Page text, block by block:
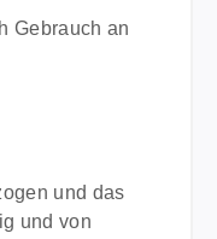
Gebrauch an
und das
und von